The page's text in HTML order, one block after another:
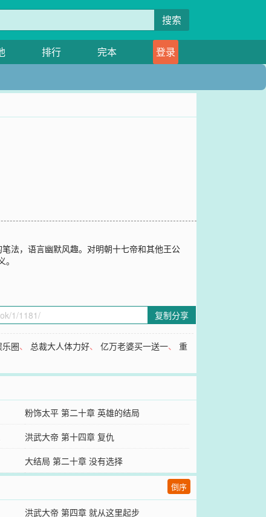
搜索
排行 完本
登录
法，语言幽默风趣。对明朝十七帝和其他王公
复制分享
圈、 总裁大人体力好、亿万老婆买一送一、重
粉饰太平 第二十章 英雄的结局
洪武大帝 第十四章 复仇
大结局 第二十章 没有选择
倒序
洪武大帝 第四章 就从这里起步